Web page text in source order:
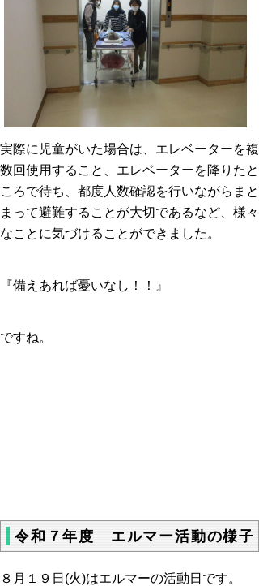
実際に児童がいた場合は、エレベーターを複
数回使用すること、エレベーターを降りたと
ころで待ち、都度人数確認を行いながらまと
まって避難することが大切であるなど、様々
なことに気づけることができました。
『備えあれば憂いなし！！』
ですね。
令和７年度 エルマー活動の様子
８月１９日(火)はエルマーの活動日です。